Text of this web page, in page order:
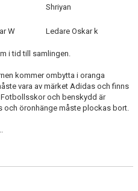
Shriyan
W Ledare Oskar k
i tid till samlingen.
kommer ombytta i oranga
vara av märket Adidas och finns
och benskydd är
och öronhänge måste plockas bort.